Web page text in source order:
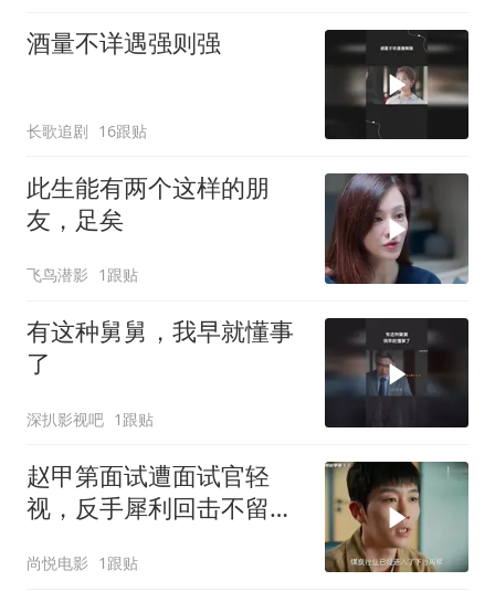
酒量不详遇强则强
长歌追剧 16跟贴
此生能有两个这样的朋
友，足矣
飞鸟潜影 1跟贴
有这种舅舅，我早就懂事
了
深扒影视吧 1跟贴
赵甲第面试遭面试官轻
视，反手犀利回击不留情
言
尚悦电影 1跟贴